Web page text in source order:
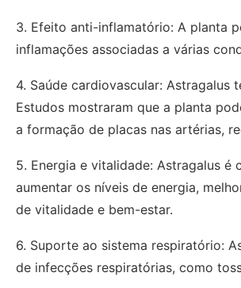
3. Efeito anti-inflamatório: A planta
inflamações associadas a várias
4. Saúde cardiovascular: Astragalus
Estudos mostraram que a planta
a formação de placas nas artérias,
5. Energia e vitalidade: Astragalus
aumentar os níveis de energia,
de vitalidade e bem-estar.
6. Suporte ao sistema respiratório:
de infecções respiratórias, como